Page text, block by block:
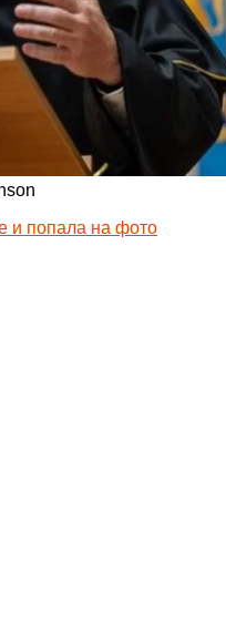
и попала на фото